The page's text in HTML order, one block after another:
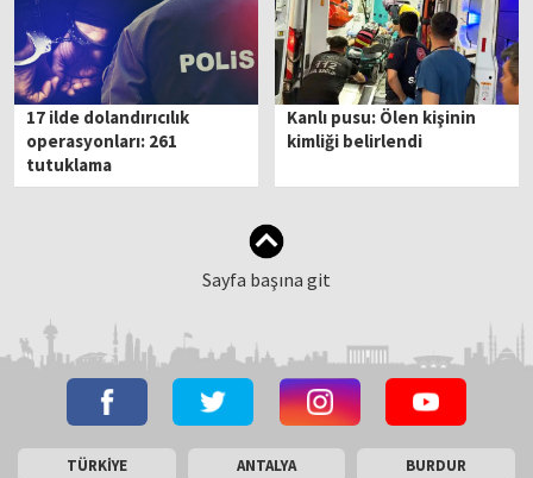
17 ilde dolandırıcılık
operasyonları: 261
tutuklama
Kanlı pusu: Ölen kişinin
kimliği belirlendi
Sayfa başına git
TÜRKİYE ANTALYA BURDUR